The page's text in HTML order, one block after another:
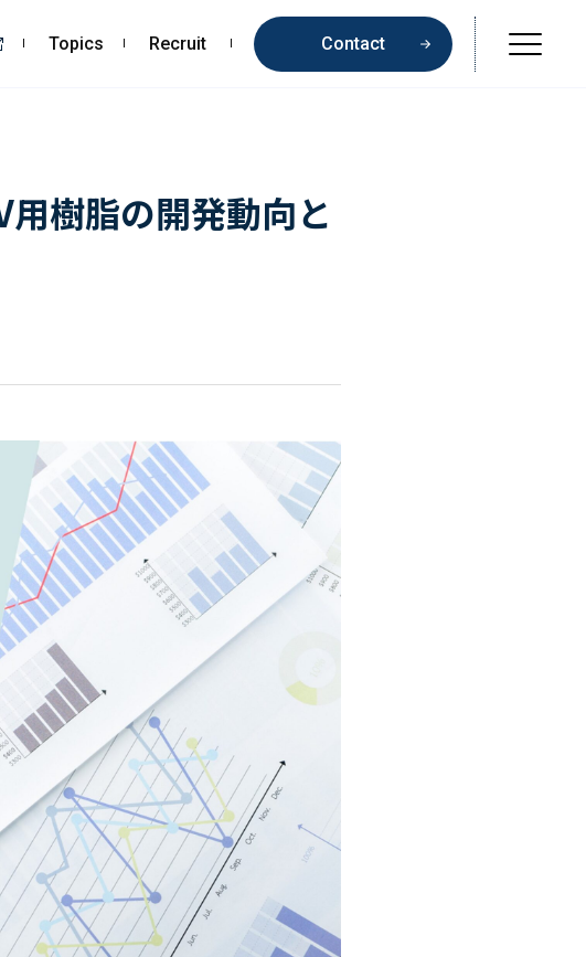
Topics Recruit Contact
Beauty & Cosmetics
Health & Food
Contents
お問い合わせ
情報セキュリティ基本方針
コンプライアンス規程
プライバシーポリシー
樹脂の開発動向と